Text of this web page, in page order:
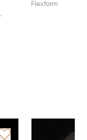
Flexform